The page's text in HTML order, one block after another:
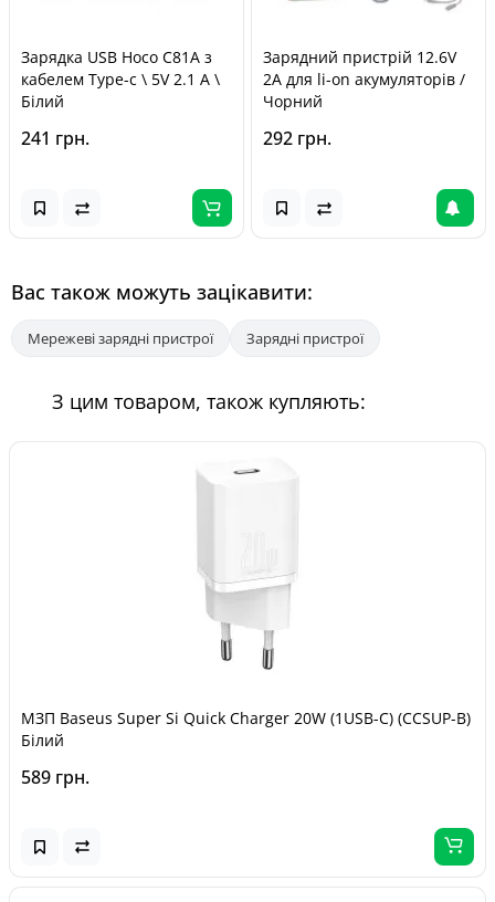
Зарядка USB Hoco C81A з
кабелем Type-c \ 5V 2.1 А \
Білий
241 грн.
Зарядний пристрій 12.6V
2A для li-on акумуляторів /
Чорний
292 грн.
Вас також можуть зацікавити:
Мережеві зарядні пристрої Зарядні пристрої
З цим товаром, також купляють:
МЗП Baseus Super Si Quick Charger 20W (1USB-C) (CCSUP-B)
Білий
589 грн.